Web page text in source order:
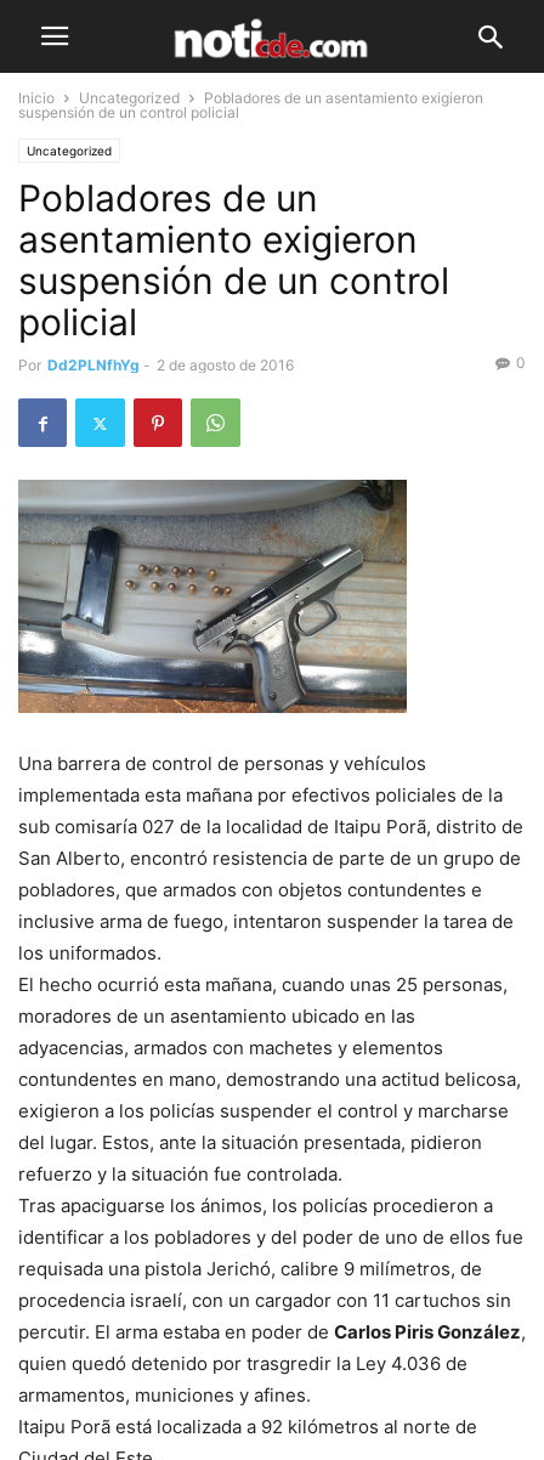
Inicio Uncategorized
Pobladores de un asentamiento exigieron
suspensión de un control policial
Uncategorized
Pobladores de un
asentamiento exigieron
suspensión de un control
policial
Por Dd2PLNfhYg - 2 de agosto de 2016 0
Una barrera de control de personas y vehículos
implementada esta mañana por efectivos policiales de la
sub comisaría 027 de la localidad de Itaipu Porã, distrito de
San Alberto, encontró resistencia de parte de un grupo de
pobladores, que armados con objetos contundentes e
inclusive arma de fuego, intentaron suspender la tarea de
los uniformados.
El hecho ocurrió esta mañana, cuando unas 25 personas,
moradores de un asentamiento ubicado en las
adyacencias, armados con machetes y elementos
contundentes en mano, demostrando una actitud belicosa,
exigieron a los policías suspender el control y marcharse
del lugar. Estos, ante la situación presentada, pidieron
refuerzo y la situación fue controlada.
Tras apaciguarse los ánimos, los policías procedieron a
identificar a los pobladores y del poder de uno de ellos fue
requisada una pistola Jerichó, calibre 9 milímetros, de
procedencia israelí, con un cargador con 11 cartuchos sin
percutir. El arma estaba en poder de Carlos Piris González,
quien quedó detenido por trasgredir la Ley 4.036 de
armamentos, municiones y afines.
Itaipu Porã está localizada a 92 kilómetros al norte de